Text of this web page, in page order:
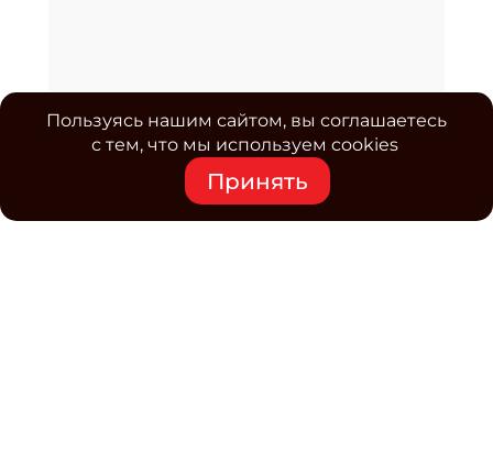
Пользуясь нашим сайтом, вы соглашаетесь
с тем, что мы используем cookies
Принять